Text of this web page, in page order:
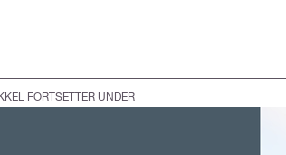
FORTSETTER UNDER